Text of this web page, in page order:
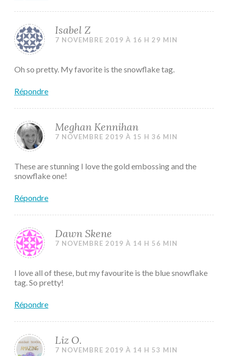
Isabel Z
7 NOVEMBRE 2019 À 16 H 29 MIN
Oh so pretty. My favorite is the snowflake tag.
Répondre
Meghan Kennihan
7 NOVEMBRE 2019 À 15 H 36 MIN
These are stunning I love the gold embossing and the
snowflake one!
Répondre
Dawn Skene
7 NOVEMBRE 2019 À 14 H 56 MIN
I love all of these, but my favourite is the blue snowflake
tag. So pretty!
Répondre
Liz O.
7 NOVEMBRE 2019 À 14 H 53 MIN